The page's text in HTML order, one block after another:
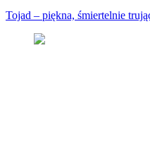
Tojad – piękna, śmiertelnie